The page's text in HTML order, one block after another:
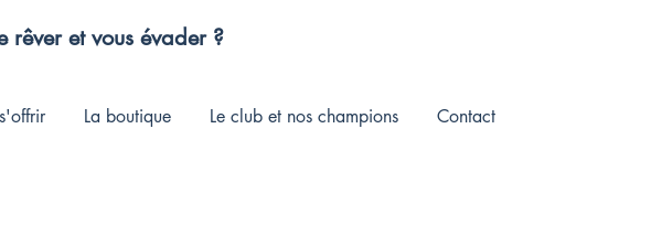
rêver et vous évader ?
La boutique Le club et nos champions Contact